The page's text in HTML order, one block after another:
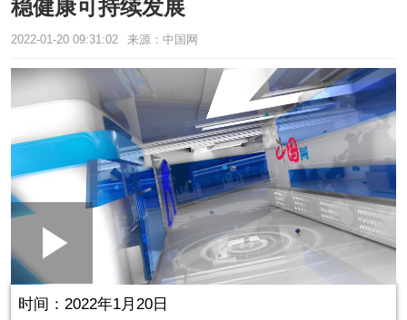
稳健康可持续发展
2022-01-20 09:31:02 来源：中国网
Play
Video
Picture-
in-
Picture
时间：2022年1月20日